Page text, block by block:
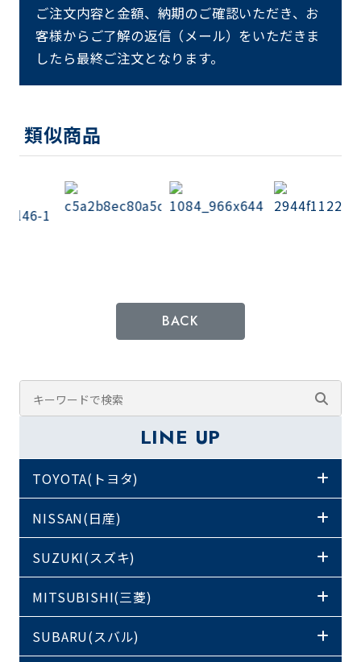
ご注文内容と金額、納期のご確認いただき、お
客様からご了解の返信（メール）をいただきま
したら最終ご注文となります。
類似商品
BACK
LINE UP
TOYOTA(トヨタ)
NISSAN(日産)
SUZUKI(スズキ)
MITSUBISHI(三菱)
SUBARU(スバル)